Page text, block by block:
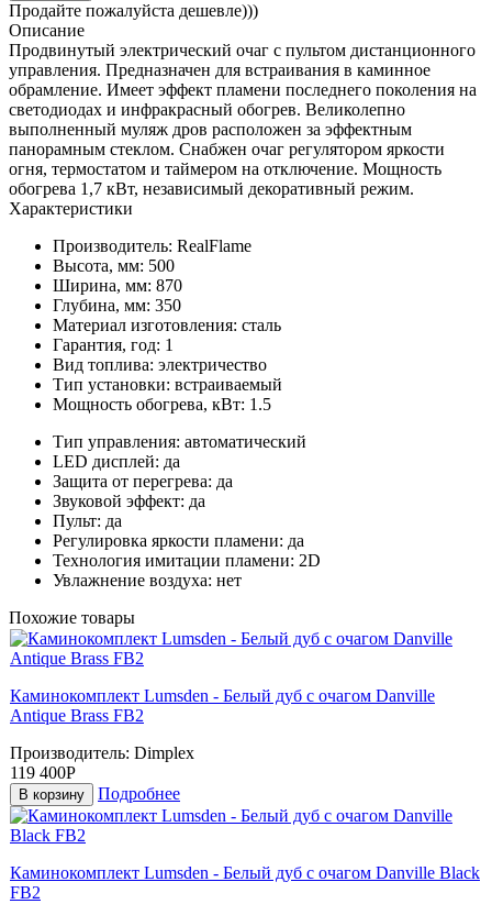
Продайте пожалуйста дешевле)))
Описание
Продвинутый электрический очаг с пультом дистанционного
управления. Предназначен для встраивания в каминное
обрамление. Имеет эффект пламени последнего поколения на
светодиодах и инфракрасный обогрев. Великолепно
выполненный муляж дров расположен за эффектным
панорамным стеклом. Снабжен очаг регулятором яркости
огня, термостатом и таймером на отключение. Мощность
обогрева 1,7 кВт, независимый декоративный режим.
Характеристики
Производитель: RealFlame
Высота, мм: 500
Ширина, мм: 870
Глубина, мм: 350
Материал изготовления: сталь
Гарантия, год: 1
Вид топлива: электричество
Тип установки: встраиваемый
Мощность обогрева, кВт: 1.5
Тип управления: автоматический
LED дисплей: да
Защита от перегрева: да
Звуковой эффект: да
Пульт: да
Регулировка яркости пламени: да
Технология имитации пламени: 2D
Увлажнение воздуха: нет
Похожие товары
Каминокомплект Lumsden - Белый дуб с очагом Danville
Antique Brass FB2
Производитель: Dimplex
119 400Р
В корзину Подробнее
Каминокомплект Lumsden - Белый дуб с очагом Danville Black
FB2